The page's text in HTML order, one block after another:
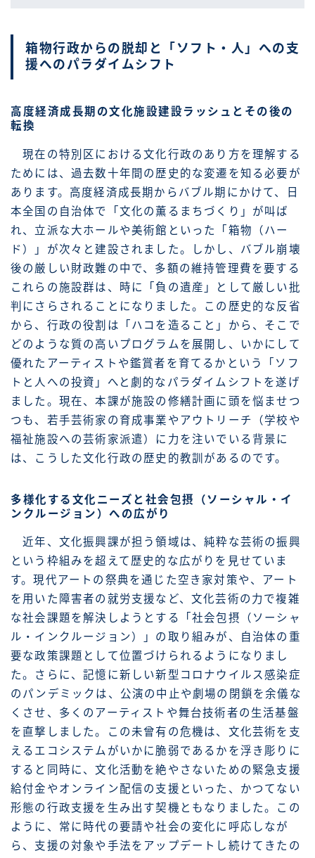
箱物行政からの脱却と「ソフト・人」への支
援へのパラダイムシフト
高度経済成長期の文化施設建設ラッシュとその後の
転換
現在の特別区における文化行政のあり方を理解する
ためには、過去数十年間の歴史的な変遷を知る必要が
あります。高度経済成長期からバブル期にかけて、日
本全国の自治体で「文化の薫るまちづくり」が叫ば
れ、立派な大ホールや美術館といった「箱物（ハー
ド）」が次々と建設されました。しかし、バブル崩壊
後の厳しい財政難の中で、多額の維持管理費を要する
これらの施設群は、時に「負の遺産」として厳しい批
判にさらされることになりました。この歴史的な反省
から、行政の役割は「ハコを造ること」から、そこで
どのような質の高いプログラムを展開し、いかにして
優れたアーティストや鑑賞者を育てるかという「ソフ
トと人への投資」へと劇的なパラダイムシフトを遂げ
ました。現在、本課が施設の修繕計画に頭を悩ませつ
つも、若手芸術家の育成事業やアウトリーチ（学校や
福祉施設への芸術家派遣）に力を注いでいる背景に
は、こうした文化行政の歴史的教訓があるのです。
多様化する文化ニーズと社会包摂（ソーシャル・イ
ンクルージョン）への広がり
近年、文化振興課が担う領域は、純粋な芸術の振興
という枠組みを超えて歴史的な広がりを見せていま
す。現代アートの祭典を通じた空き家対策や、アート
を用いた障害者の就労支援など、文化芸術の力で複雑
な社会課題を解決しようとする「社会包摂（ソーシャ
ル・インクルージョン）」の取り組みが、自治体の重
要な政策課題として位置づけられるようになりまし
た。さらに、記憶に新しい新型コロナウイルス感染症
のパンデミックは、公演の中止や劇場の閉鎖を余儀な
くさせ、多くのアーティストや舞台技術者の生活基盤
を直撃しました。この未曾有の危機は、文化芸術を支
えるエコシステムがいかに脆弱であるかを浮き彫りに
すると同時に、文化活動を絶やさないための緊急支援
給付金やオンライン配信の支援といった、かつてない
形態の行政支援を生み出す契機ともなりました。この
ように、常に時代の要請や社会の変化に呼応しなが
ら、支援の対象や手法をアップデートし続けてきたの